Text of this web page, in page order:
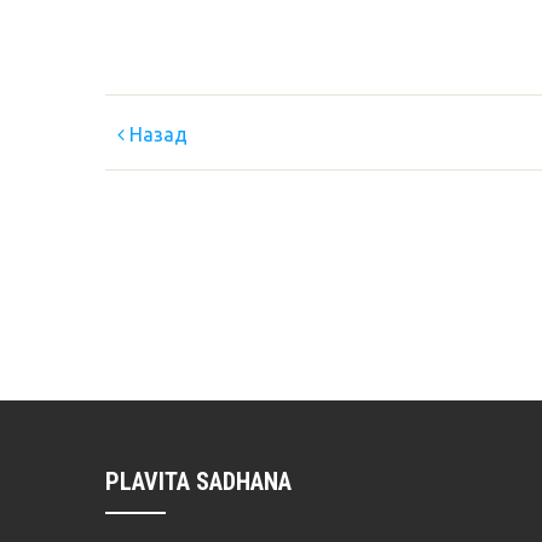
Назад
PLAVITA SADHANA